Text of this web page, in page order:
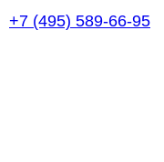
+7 (495) 589-66-95